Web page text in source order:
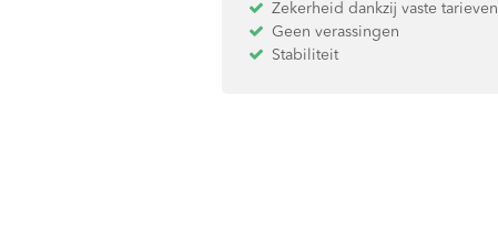
Zekerheid dankzij vaste tarieven
Geen verassingen
Stabiliteit